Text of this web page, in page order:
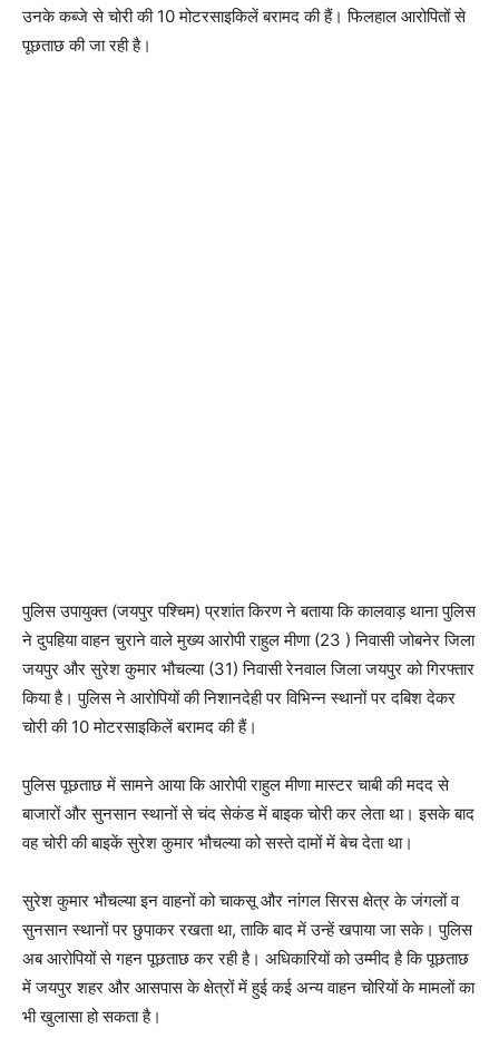
उनके कब्जे से चोरी की 10 मोटरसाइकिलें बरामद की हैं। फिलहाल आरोपितों से
पूछताछ की जा रही है।
पुलिस उपायुक्त (जयपुर पश्चिम) प्रशांत किरण ने बताया कि कालवाड़ थाना पुलिस
ने दुपहिया वाहन चुराने वाले मुख्य आरोपी राहुल मीणा (23 ) निवासी जोबनेर जिला
जयपुर और सुरेश कुमार भौचल्या (31) निवासी रेनवाल जिला जयपुर को गिरफ्तार
किया है। पुलिस ने आरोपियों की निशानदेही पर विभिन्न स्थानों पर दबिश देकर
चोरी की 10 मोटरसाइकिलें बरामद की हैं।
पुलिस पूछताछ में सामने आया कि आरोपी राहुल मीणा मास्टर चाबी की मदद से
बाजारों और सुनसान स्थानों से चंद सेकंड में बाइक चोरी कर लेता था। इसके बाद
वह चोरी की बाइकें सुरेश कुमार भौचल्या को सस्ते दामों में बेच देता था।
सुरेश कुमार भौचल्या इन वाहनों को चाकसू और नांगल सिरस क्षेत्र के जंगलों व
सुनसान स्थानों पर छुपाकर रखता था, ताकि बाद में उन्हें खपाया जा सके। पुलिस
अब आरोपियों से गहन पूछताछ कर रही है। अधिकारियों को उम्मीद है कि पूछताछ
में जयपुर शहर और आसपास के क्षेत्रों में हुई कई अन्य वाहन चोरियों के मामलों का
भी खुलासा हो सकता है।